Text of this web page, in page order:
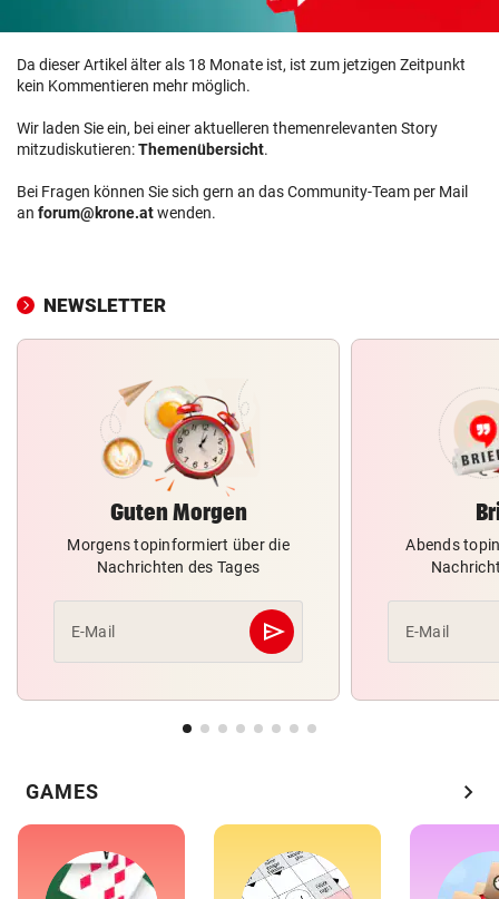
Da dieser Artikel älter als 18 Monate ist, ist zum jetzigen Zeitpunkt
kein Kommentieren mehr möglich.
Wir laden Sie ein, bei einer aktuelleren themenrelevanten Story
mitzudiskutieren:Themenübersicht.
Bei Fragen können Sie sich gern an das Community-Team per Mail
an forum@krone.atwenden.
NEWSLETTER
Guten Morgen
Morgens topinformiert über die
Nachrichten des Tages
E-Mail send
Abschicken
Abends
E-Mail
GAMES chevron_right